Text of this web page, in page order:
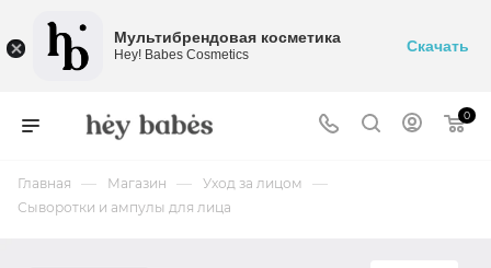
0
Главная — Магазин — Уход за лицом —
Сыворотки и ампулы для лица
Мультибрендовая косметика
Hey! Babes Cosmetics Скачать